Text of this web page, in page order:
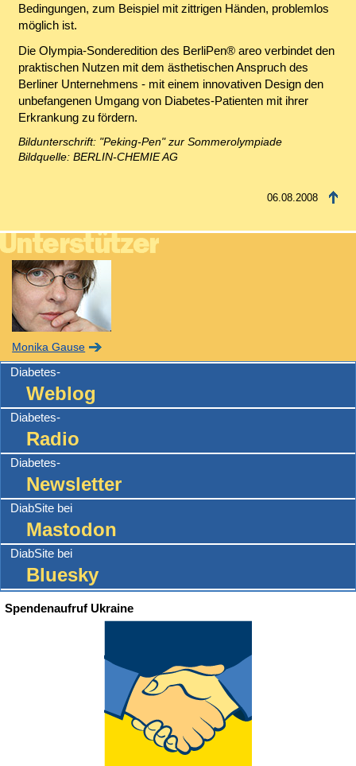
Bedingungen, zum Beispiel mit zittrigen Händen, problemlos
möglich ist.
Die Olympia-Sonderedition des BerliPen® areo verbindet den
praktischen Nutzen mit dem ästhetischen Anspruch des
Berliner Unternehmens - mit einem innovativen Design den
unbefangenen Umgang von Diabetes-Patienten mit ihrer
Erkrankung zu fördern.
Bildunterschrift: "Peking-Pen" zur Sommerolympiade
Bildquelle: BERLIN-CHEMIE AG
06.08.2008
Monika Gause
Diabetes-
Weblog
Diabetes-
Radio
Diabetes-
Newsletter
DiabSite bei
Mastodon
DiabSite bei
Bluesky
Spendenaufruf Ukraine